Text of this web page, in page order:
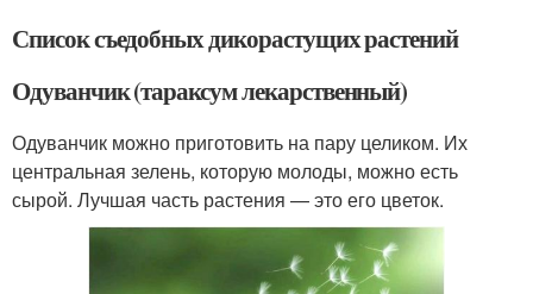
Список съедобных дикорастущих растений
Одуванчик (тараксум лекарственный)
Одуванчик можно приготовить на пару целиком. Их
центральная зелень, которую молоды, можно есть
сырой. Лучшая часть растения — это его цветок.